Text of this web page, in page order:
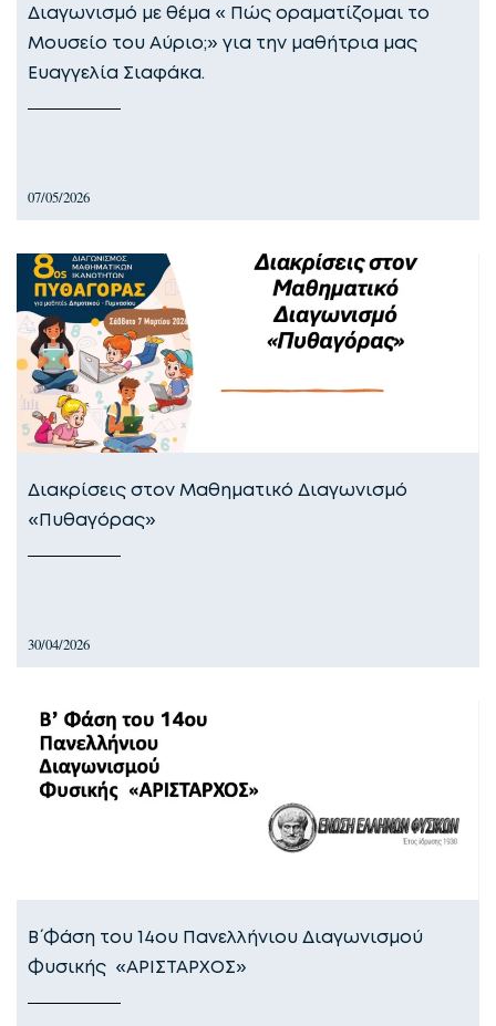
Διαγωνισμό με θέμα « Πώς οραματίζομαι το
Μουσείο του Αύριο;» για την μαθήτρια μας
Ευαγγελία Σιαφάκα.
07/05/2026
Διακρίσεις στον Μαθηματικό Διαγωνισμό
«Πυθαγόρας»
30/04/2026
Β΄ Φάση του 14ου Πανελλήνιου Διαγωνισμού
Φυσικής «ΑΡΙΣΤΑΡΧΟΣ»